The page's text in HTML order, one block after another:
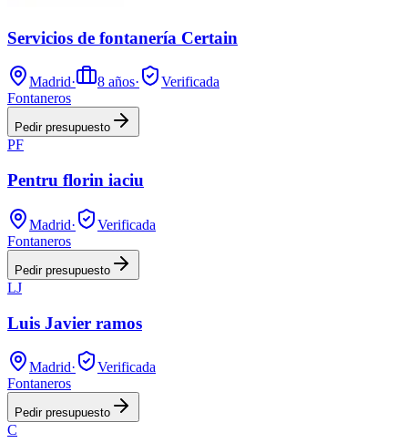
Servicios de fontanería Certain
Madrid· 8 años·
Verificada
Fontaneros
Pedir presupuesto
PF
Pentru florin iaciu
Madrid·
Verificada
Fontaneros
Pedir presupuesto
LJ
Luis Javier ramos
Madrid·
Verificada
Fontaneros
Pedir presupuesto
C